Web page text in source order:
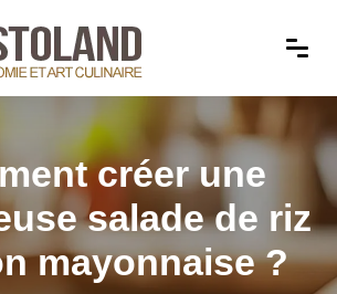
créer une
salade de riz
mayonnaise ?